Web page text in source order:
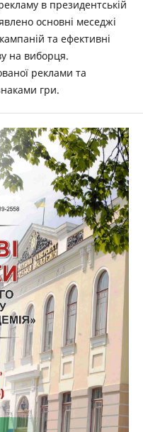
в президентській
основні меседжі
та ефективні
на виборця.
реклами та
гри.